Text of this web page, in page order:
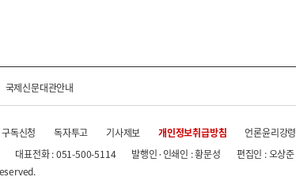
국제신문대관안내
구독신청 독자투고 기사제보 개인정보취급방침 언론윤리강령
대표전화 : 051-500-5114 발행인·인쇄인 : 황문성
편집인 : 오상준